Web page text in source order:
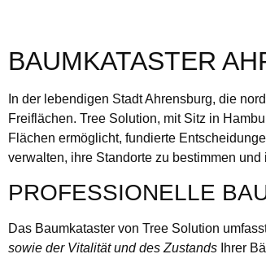
BAUMKATASTER
In der lebendigen Stadt Ahrensburg, die
Freiflächen. Tree Solution, mit Sitz in
Flächen ermöglicht, fundierte
verwalten, ihre Standorte zu bestimmen
PROFESSIONELLE
Das Baumkataster von Tree Solution
sowie der Vitalität und des Zustands Ihrer